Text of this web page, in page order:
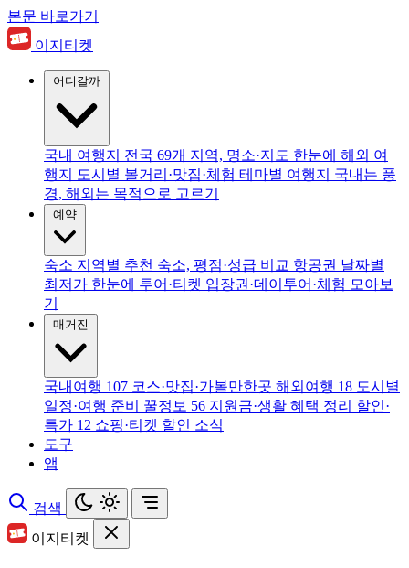
본문 바로가기
이지티켓
국내 여행지 전국 69개 지역, 명소·지도 한눈에 해외 여
행지
도시별 볼거리·맛집·체험 테마별 여행지
국내는 풍
경, 해외는 목적으로 고르기
숙소 지역별 추천 숙소, 평점·성급 비교 항공권 날짜별
최저가 한눈에 투어·티켓 입장권·데이투어·체험 모아보
기
국내여행 107 코스·맛집·가볼만한곳 해외여행 18 도시별
일정·여행 준비
꿀정보 56 지원금·생활 혜택 정리 할인·
특가 12 쇼핑·티켓 할인 소식
도구
앱
검색
이지티켓